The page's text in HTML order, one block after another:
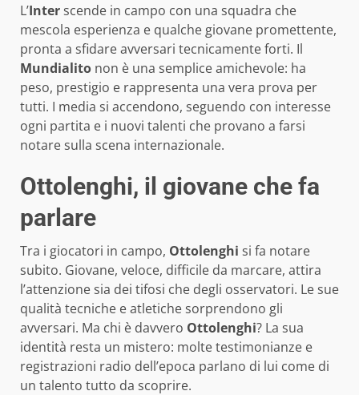
L’Interscende in campo con una squadra che
mescola esperienza e qualche giovane promettente,
pronta a sfidare avversari tecnicamente forti. Il
Mundialito non è una semplice amichevole: ha
peso, prestigio e rappresenta una vera prova per
tutti. I media si accendono, seguendo con interesse
ogni partita e i nuovi talenti che provano a farsi
notare sulla scena internazionale.
Ottolenghi, il giovane che fa
parlare
Tra i giocatori in campo, Ottolenghi si fa notare
subito. Giovane, veloce, difficile da marcare, attira
l’attenzione sia dei tifosi che degli osservatori. Le sue
qualità tecniche e atletiche sorprendono gli
avversari. Ma chi è davvero Ottolenghi? La sua
identità resta un mistero: molte testimonianze e
registrazioni radio dell’epoca parlano di lui come di
un talento tutto da scoprire.